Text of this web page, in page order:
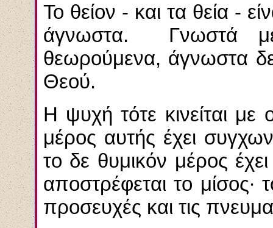
Το θείον - και τα θεία -
άγνωστα. Γνωστά
θεωρούμενα, άγνωστα δε
Θεού.
Η ψυχή τότε κινείται με
μέρος αυτής έχει
το δε θυμικόν μέρος
αποστρέφεται το μίσος∙
προσευχές και τις